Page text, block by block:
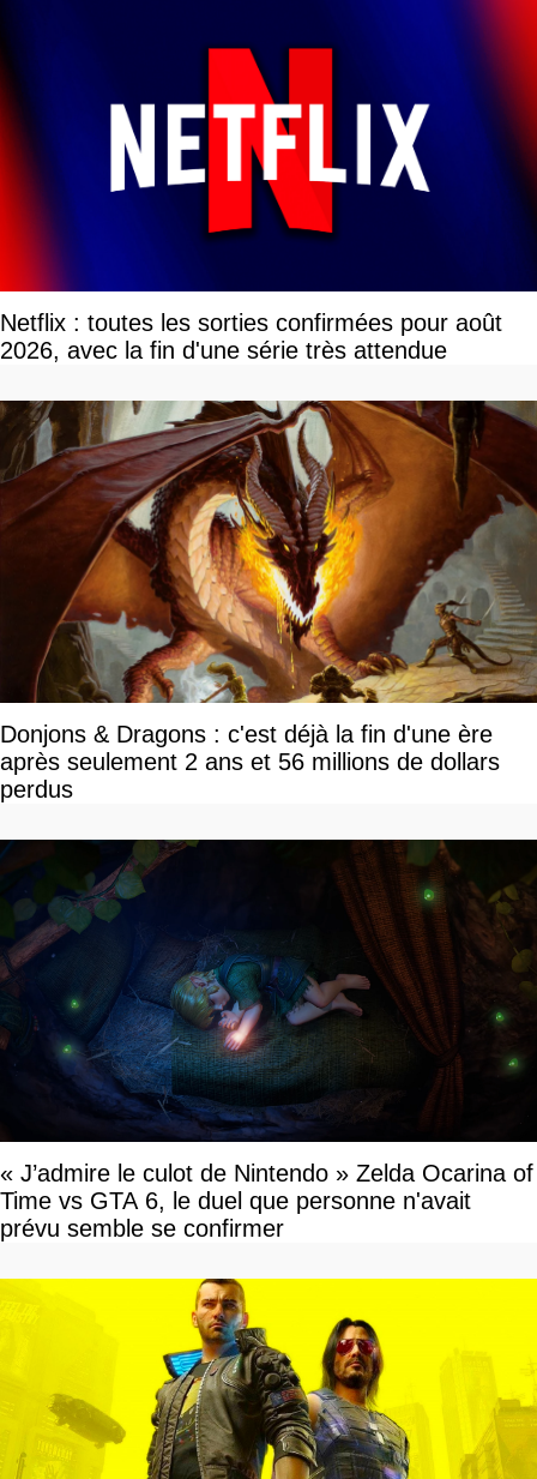
Netflix : toutes les sorties confirmées pour août
2026, avec la fin d'une série très attendue
Donjons & Dragons : c'est déjà la fin d'une ère
après seulement 2 ans et 56 millions de dollars
perdus
« J’admire le culot de Nintendo » Zelda Ocarina of
Time vs GTA 6, le duel que personne n'avait
prévu semble se confirmer